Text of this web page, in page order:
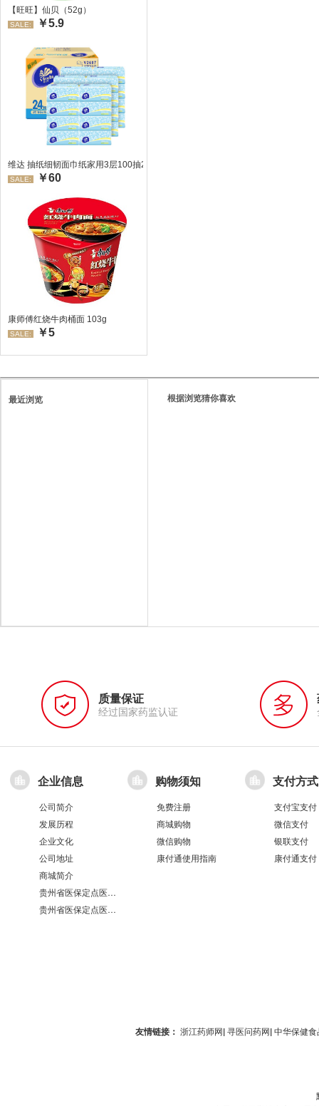
【旺旺】仙贝（52g）
SALE: ￥5.9
维达 抽纸细韧面巾纸家用3层100抽24包/箱 超值装 偏远地区不发货偏远地区:(含
SALE: ￥60
康师傅红烧牛肉桶面 103g
SALE: ￥5
最近浏览 根据浏览猜你喜欢
质量保证
经过国家药监认证
企业信息
公司简介
发展历程
企业文化
公司地址
商城简介
贵州省医保定点医疗机构医保服务情况表（第551分店）
贵州省医保定点医疗机构医保服务情况表（第100分店）
购物须知
免费注册
商城购物
微信购物
康付通使用指南
支付方式
支付宝支付
微信支付
银联支付
康付通支付
友情链接： 浙江药师网| 寻医问药网| 中华保健食